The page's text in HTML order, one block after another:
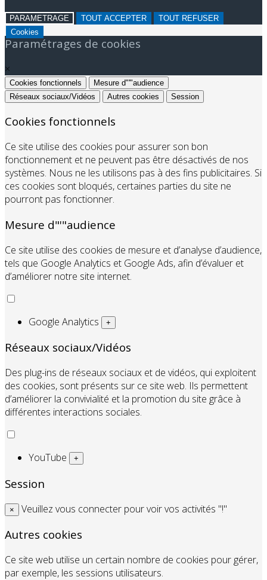
PARAMETRAGE TOUT ACCEPTER
TOUT REFUSER
Cookies
Paramétrages de cookies
×
Cookies fonctionnels
Mesure d"'"audience
Réseaux sociaux/Vidéos
Autres cookies Session
Cookies fonctionnels
Ce site utilise des cookies pour assurer son bon
fonctionnement et ne peuvent pas être désactivés de nos
systèmes. Nous ne les utilisons pas à des fins publicitaires. Si
ces cookies sont bloqués, certaines parties du site ne
pourront pas fonctionner.
Mesure d"'"audience
Ce site utilise des cookies de mesure et d’analyse d’audience,
tels que Google Analytics et Google Ads, afin d’évaluer et
d’améliorer notre site internet.
Google Analytics +
Réseaux sociaux/Vidéos
Des plug-ins de réseaux sociaux et de vidéos, qui exploitent
des cookies, sont présents sur ce site web. Ils permettent
d’améliorer la convivialité et la promotion du site grâce à
différentes interactions sociales.
YouTube +
Session
× Veuillez vous connecter pour voir vos activités "!"
Autres cookies
Ce site web utilise un certain nombre de cookies pour gérer,
par exemple, les sessions utilisateurs.